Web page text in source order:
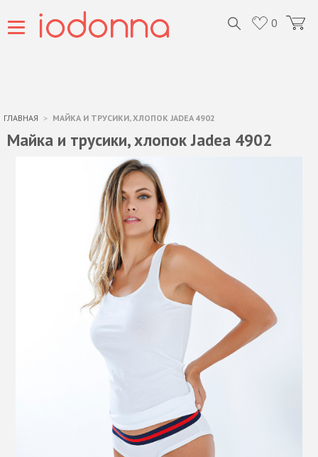
0
ГЛАВНАЯ МАЙКА И ТРУСИКИ, ХЛОПОК JADEA 4902
Майка и трусики, хлопок Jadea 4902